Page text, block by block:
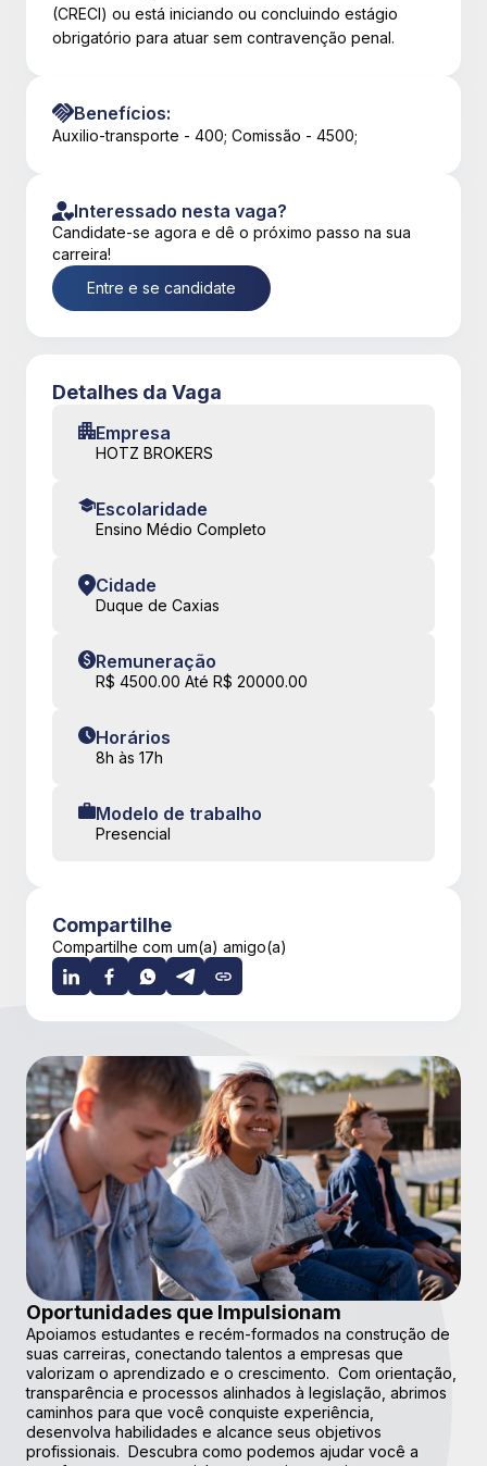
(CRECI) ou está iniciando ou concluindo estágio
obrigatório para atuar sem contravenção penal.
Benefícios:
Auxilio-transporte - 400; Comissão - 4500;
Interessado nesta vaga?
Candidate-se agora e dê o próximo passo na sua
carreira!
Entre e se candidate
Detalhes da Vaga
Empresa
HOTZ BROKERS
Escolaridade
Ensino Médio Completo
Cidade
Duque de Caxias
Remuneração
R$ 4500.00 Até R$ 20000.00
Horários
8h às 17h
Modelo de trabalho
Presencial
Compartilhe
Compartilhe com um(a) amigo(a)
Oportunidades que Impulsionam
Apoiamos estudantes e recém-formados na construção de
suas carreiras, conectando talentos a empresas que
valorizam o aprendizado e o crescimento. Com orientação,
transparência e processos alinhados à legislação, abrimos
caminhos para que você conquiste experiência,
desenvolva habilidades e alcance seus objetivos
profissionais. Descubra como podemos ajudar você a